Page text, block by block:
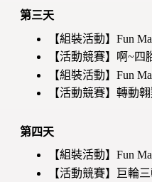
第三天
【組裝活動】Fun
【活動競賽】啊~四
【組裝活動】Fun
【活動競賽】轉動
第四天
【組裝活動】Fun
【活動競賽】巨輪